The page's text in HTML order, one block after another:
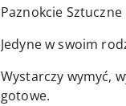
Paznokcie
Jedyne w swoim
Wystarczy wymyć,
gotowe.